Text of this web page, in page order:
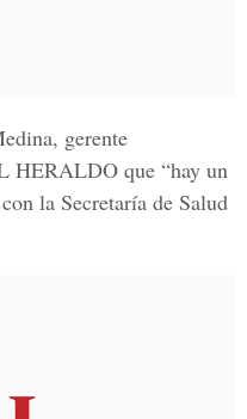
gerente
HERALDO que “hay un
la Secretaría de Salud